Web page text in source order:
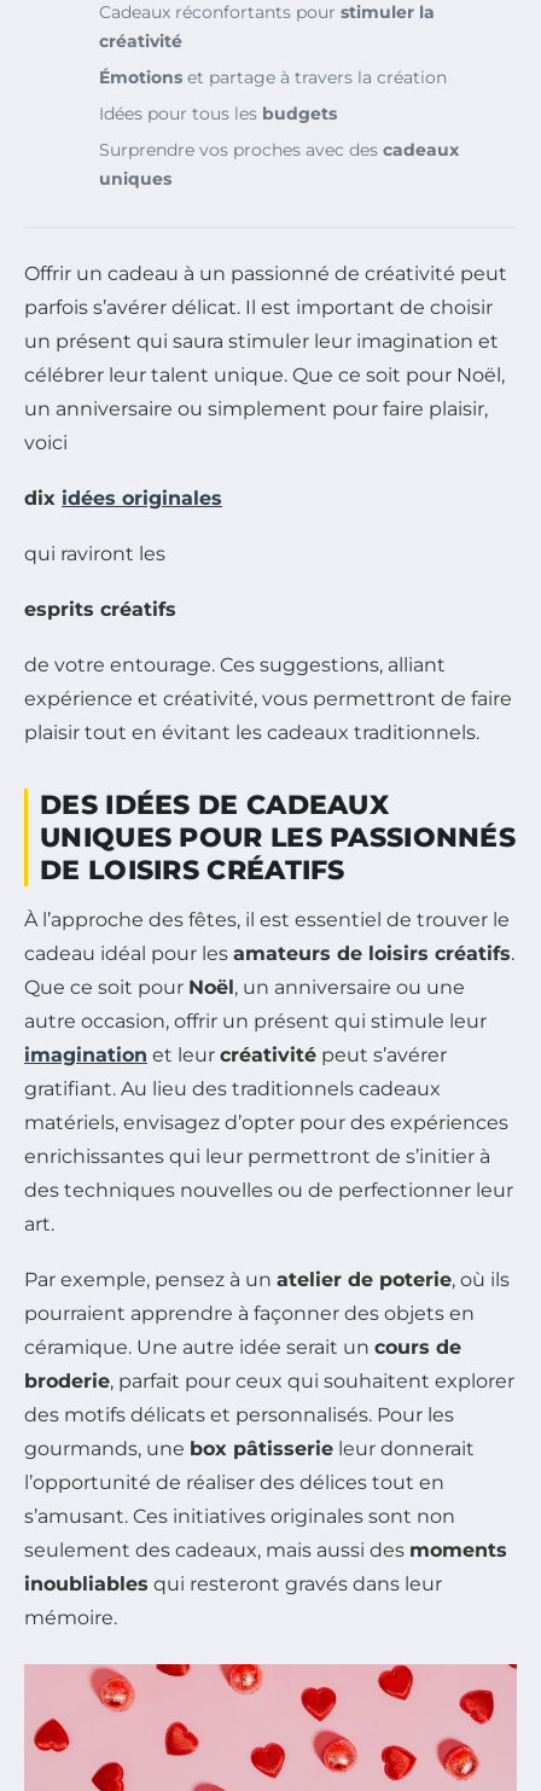
Cadeaux réconfortants pour stimuler la
créativité
Émotions et partage à travers la création
Idées pour tous les budgets
Surprendre vos proches avec des cadeaux
uniques
Offrir un cadeau à un passionné de créativité peut
parfois s’avérer délicat. Il est important de choisir
un présent qui saura stimuler leur imagination et
célébrer leur talent unique. Que ce soit pour Noël,
un anniversaire ou simplement pour faire plaisir,
voici
dix idées originales
qui raviront les
esprits créatifs
de votre entourage. Ces suggestions, alliant
expérience et créativité, vous permettront de faire
plaisir tout en évitant les cadeaux traditionnels.
DES IDÉES DE CADEAUX
UNIQUES POUR LES PASSIONNÉS
DE LOISIRS CRÉATIFS
À l’approche des fêtes, il est essentiel de trouver le
cadeau idéal pour les amateurs de loisirs créatifs.
Que ce soit pour Noël , un anniversaire ou une
autre occasion, offrir un présent qui stimule leur
imagination et leur créativité peut s’avérer
gratifiant. Au lieu des traditionnels cadeaux
matériels, envisagez d’opter pour des expériences
enrichissantes qui leur permettront de s’initier à
des techniques nouvelles ou de perfectionner leur
art.
Par exemple, pensez à un atelier de poterie, où ils
pourraient apprendre à façonner des objets en
céramique. Une autre idée serait un cours de
broderie, parfait pour ceux qui souhaitent explorer
des motifs délicats et personnalisés. Pour les
gourmands, une box pâtisserie leur donnerait
l’opportunité de réaliser des délices tout en
s’amusant. Ces initiatives originales sont non
seulement des cadeaux, mais aussi des moments
inoubliables qui resteront gravés dans leur
mémoire.